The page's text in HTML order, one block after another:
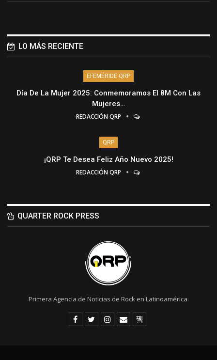
LO MÁS RECIENTE
EFEMÉRIDE QRP
Día De La Mujer 2025: Conmemoramos El 8M Con Las
Mujeres…
REDACCIÓN QRP
QRP
¡QRP Te Desea Feliz Año Nuevo 2025!
REDACCIÓN QRP
QUARTER ROCK PRESS
Primera Agencia de Noticias de Rock en Latinoamérica.